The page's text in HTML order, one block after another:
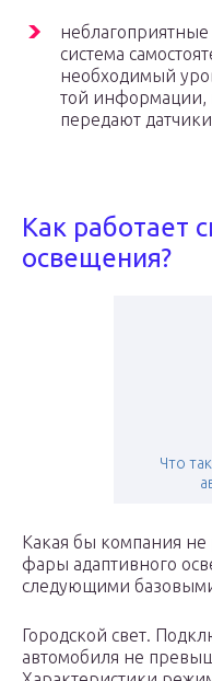
система
необходимый
той информации,
передают
Как работает
освещения?
Что
Какая бы компания не
фары адаптивного
следующими
Городской свет.
автомобиля не